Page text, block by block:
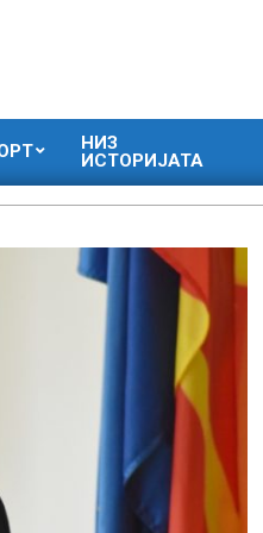
НИЗ
ИСТОРИЈАТА